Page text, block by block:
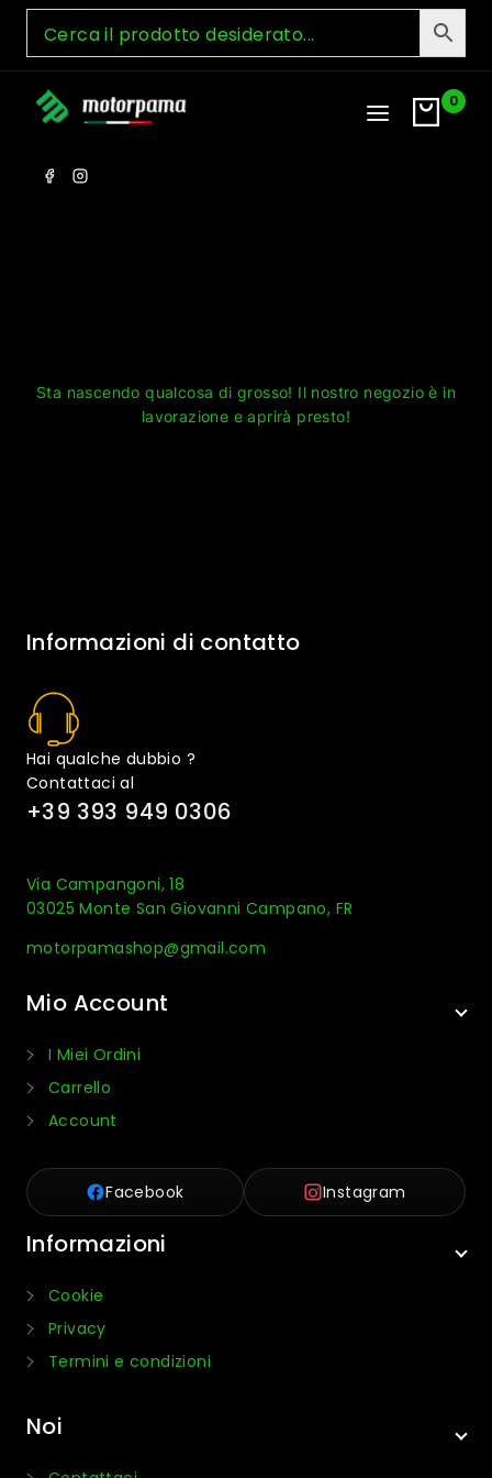
Skip
content
0
Sta nascendo qualcosa di grosso! Il nostro negozio è in
lavorazione e aprirà presto!
Informazioni di contatto
Hai qualche dubbio ?
Contattaci al
+39 393 949 0306
Via Campangoni, 18
03025 Monte San Giovanni Campano, FR
motorpamashop@gmail.com
Mio Account
I Miei Ordini
Carrello
Account
Facebook Instagram
Informazioni
Cookie
Privacy
Termini e condizioni
Noi